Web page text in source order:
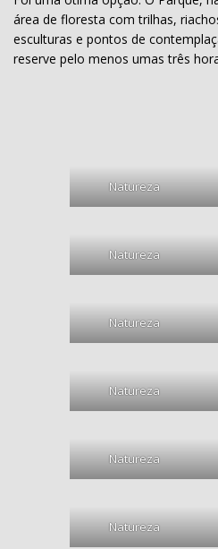
área de floresta com trilhas,
esculturas e pontos de
reserve pelo menos umas três
Natureza
Natureza
Natureza
Natureza
Natureza
Natureza